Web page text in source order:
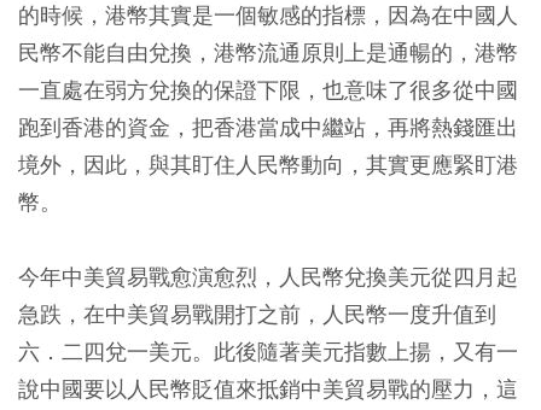
的時候，港幣其實是一個敏感的指標，因為在中國人
民幣不能自由兌換，港幣流通原則上是通暢的，港幣
一直處在弱方兌換的保證下限，也意味了很多從中國
跑到香港的資金，把香港當成中繼站，再將熱錢匯出
境外，因此，與其盯住人民幣動向，其實更應緊盯港
幣。
今年中美貿易戰愈演愈烈，人民幣兌換美元從四月起
急跌，在中美貿易戰開打之前，人民幣一度升值到
六．二四兌一美元。此後隨著美元指數上揚，又有一
說中國要以人民幣貶值來抵銷中美貿易戰的壓力，這